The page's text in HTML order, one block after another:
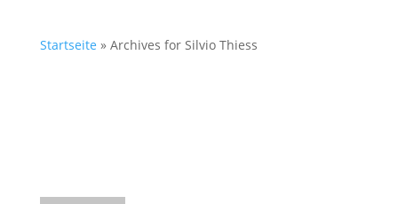
Startseite » Archives for Silvio Thiess